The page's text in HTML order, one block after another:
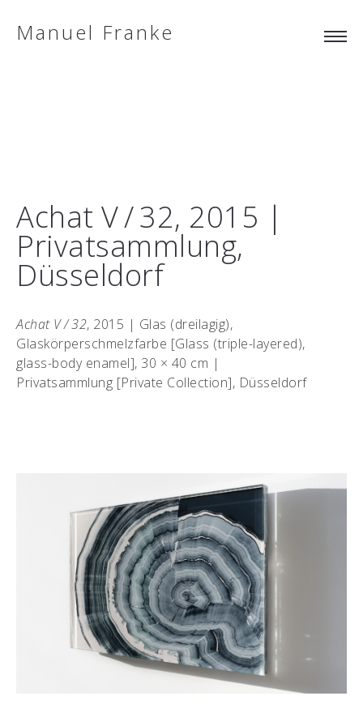
Manuel Franke
Achat V / 32, 2015 |
Privatsammlung,
Düsseldorf
Achat V / 32, 2015 | Glas (dreilagig),
Glaskörperschmelzfarbe [Glass (triple-layered),
glass-body enamel], 30 × 40 cm |
Privatsammlung [Private Collection], Düsseldorf